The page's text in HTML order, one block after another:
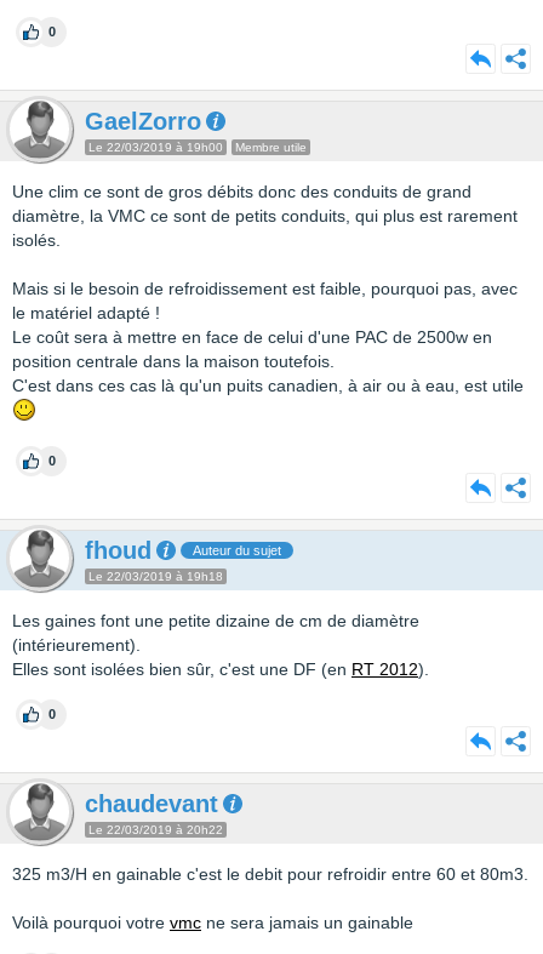
0
GaelZorro
Le 22/03/2019 à 19h00 Membre utile
Une clim ce sont de gros débits donc des conduits de grand
diamètre, la VMC ce sont de petits conduits, qui plus est rarement
isolés.
Mais si le besoin de refroidissement est faible, pourquoi pas, avec
le matériel adapté !
Le coût sera à mettre en face de celui d'une PAC de 2500w en
position centrale dans la maison toutefois.
C'est dans ces cas là qu'un puits canadien, à air ou à eau, est utile
0
fhoud Auteur du sujet
Le 22/03/2019 à 19h18
Les gaines font une petite dizaine de cm de diamètre
(intérieurement).
Elles sont isolées bien sûr, c'est une DF (en RT 2012).
0
chaudevant
Le 22/03/2019 à 20h22
325 m3/H en gainable c'est le debit pour refroidir entre 60 et 80m3.
Voilà pourquoi votre vmc ne sera jamais un gainable